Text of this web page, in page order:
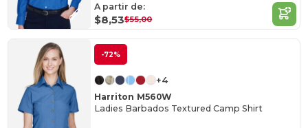
A partir de:
$8,53$55,00
-72%
+4
Harriton M560W
Ladies Barbados Textured Camp Shirt